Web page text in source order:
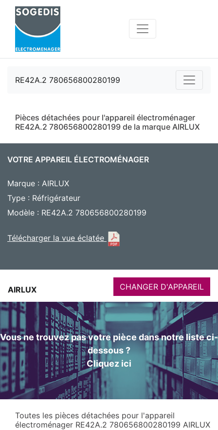
RE42A.2 780656800280199
Pièces détachées pour l'appareil électroménager
RE42A.2 780656800280199 de la marque AIRLUX
VOTRE APPAREIL ÉLECTROMÉNAGER
Marque : AIRLUX
Type : Réfrigérateur
Modèle : RE42A.2 780656800280199
Télécharger la vue éclatée
AIRLUX CHANGER D'APPAREIL
Vous ne trouvez pas votre pièce dans notre liste ci-
dessous ?
Cliquez ici
Toutes les pièces détachées pour l'appareil
électroménager RE42A.2 780656800280199 AIRLUX